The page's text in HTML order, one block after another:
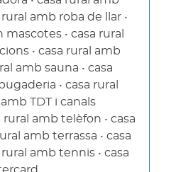
amb roba de llar •
• casa rural
• casa rural amb
amb sauna • casa
• casa rural
TDT i canals
rural amb telèfon • casa
amb terrassa • casa
amb tennis • casa